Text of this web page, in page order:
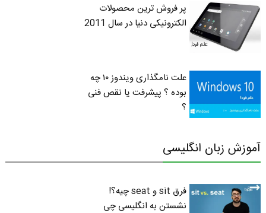
پر فروش ترین محصولات
الکترونیکی دنیا در سال 2011
علت نامگذاری ویندوز ۱۰ چه
بوده ؟ پیشرفت یا نقص فنی
؟
آموزش زبان انگلیسی
فرق sit و seat چیه؟!
نشستن به انگلیسی چی